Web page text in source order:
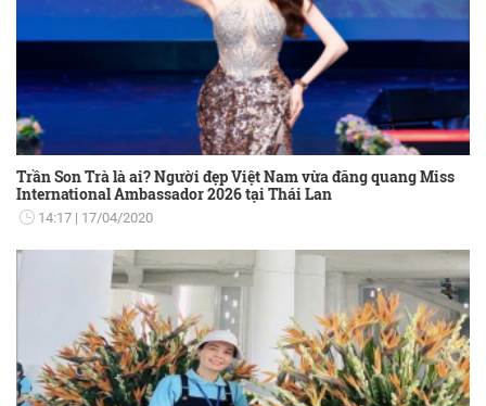
Trần Son Trà là ai? Người đẹp Việt Nam vừa đăng quang Miss
International Ambassador 2026 tại Thái Lan
14:17 17/04/2020